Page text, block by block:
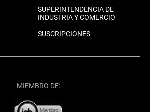
SUPERINTENDENCIA DE
INDUSTRIA Y COMERCIO
SUSCRIPCIONES
MIEMBRO DE: